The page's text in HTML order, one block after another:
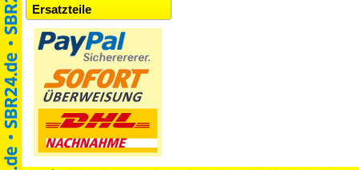
Ersatzteile